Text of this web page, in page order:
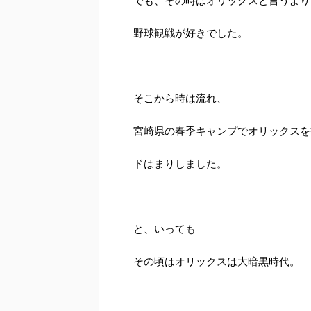
野球観戦が好きでした。
そこから時は流れ、
宮崎県の春季キャンプでオリックス
ドはまりしました。
と、いっても
その頃はオリックスは大暗黒時代。